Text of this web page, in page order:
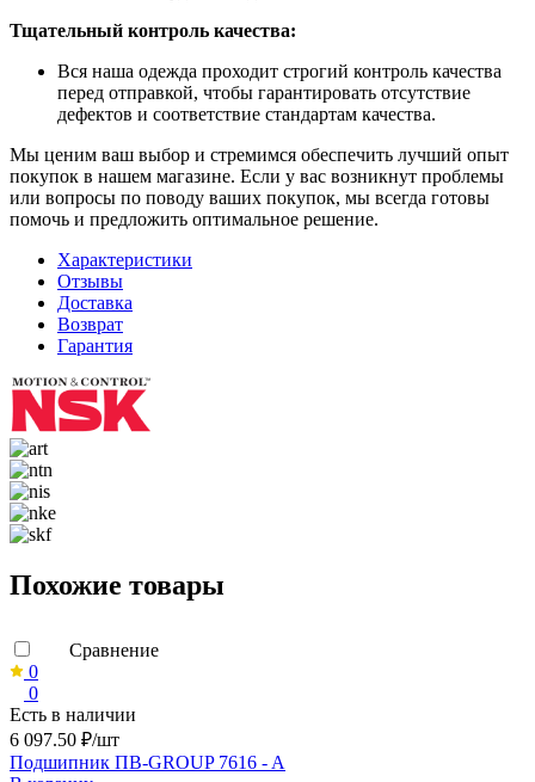
Тщательный контроль качества:
Вся наша одежда проходит строгий контроль качества
перед отправкой, чтобы гарантировать отсутствие
дефектов и соответствие стандартам качества.
Мы ценим ваш выбор и стремимся обеспечить лучший опыт
покупок в нашем магазине. Если у вас возникнут проблемы
или вопросы по поводу ваших покупок, мы всегда готовы
помочь и предложить оптимальное решение.
Характеристики
Отзывы
Доставка
Возврат
Гарантия
Похожие товары
Сравнение
0
0
Есть в наличии
6 097.50 ₽/шт
Подшипник ПВ-GROUP 7616 - A